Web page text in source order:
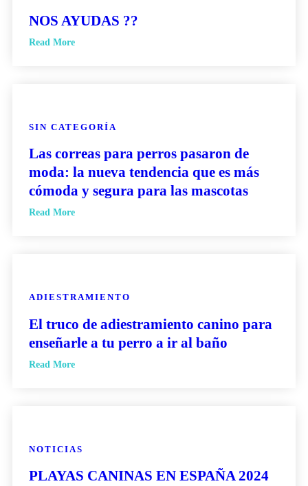
NOS AYUDAS ??
Read More
SIN CATEGORÍA
Las correas para perros pasaron de
moda: la nueva tendencia que es más
cómoda y segura para las mascotas
Read More
ADIESTRAMIENTO
El truco de adiestramiento canino para
enseñarle a tu perro a ir al baño
Read More
NOTICIAS
PLAYAS CANINAS EN ESPAÑA 2024